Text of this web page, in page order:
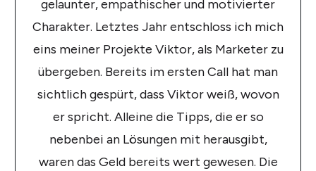
gelaunter, empathischer und motivierter
Charakter. Letztes Jahr entschloss ich mich
eins meiner Projekte Viktor, als Marketer zu
übergeben. Bereits im ersten Call hat man
sichtlich gespürt, dass Viktor weiß, wovon
er spricht. Alleine die Tipps, die er so
nebenbei an Lösungen mit herausgibt,
waren das Geld bereits wert gewesen. Die